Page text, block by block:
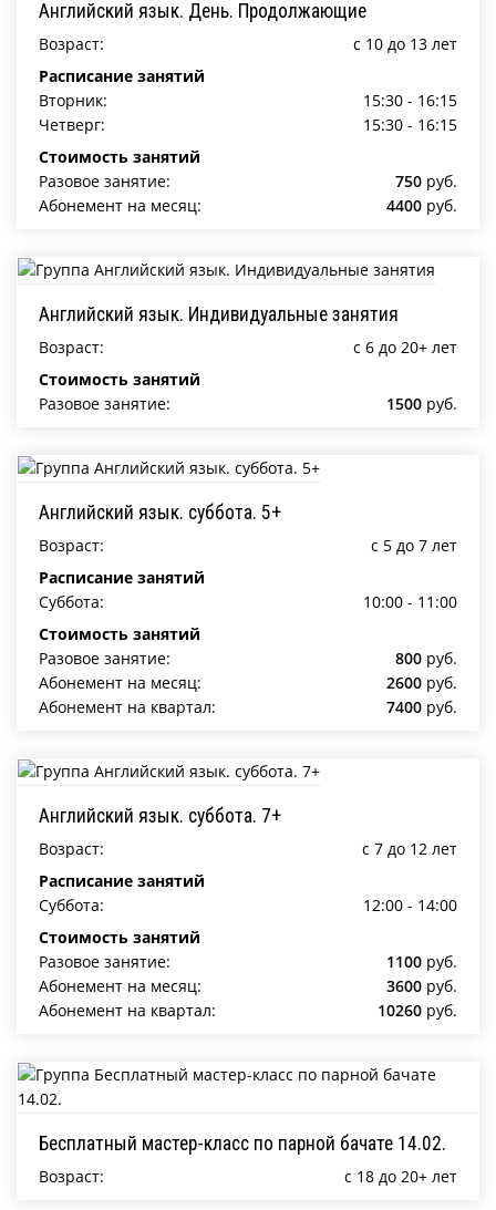
Английский язык. День. Продолжающие
Возраст:
c 10 до 13 лет
Расписание занятий
Вторник:
15:30 - 16:15
Четверг:
15:30 - 16:15
Стоимость занятий
Разовое занятие:
750 руб.
Абонемент на месяц:
4400 руб.
Английский язык. Индивидуальные занятия
Возраст:
c 6 до 20+ лет
Стоимость занятий
Разовое занятие:
1500 руб.
Английский язык. суббота. 5+
Возраст:
c 5 до 7 лет
Расписание занятий
Суббота:
10:00 - 11:00
Стоимость занятий
Разовое занятие:
800 руб.
Абонемент на месяц:
2600 руб.
Абонемент на квартал:
7400 руб.
Английский язык. суббота. 7+
Возраст:
c 7 до 12 лет
Расписание занятий
Суббота:
12:00 - 14:00
Стоимость занятий
Разовое занятие:
1100 руб.
Абонемент на месяц:
3600 руб.
Абонемент на квартал:
10260 руб.
Бесплатный мастер-класс по парной бачате 14.02.
Возраст: c 18 до 20+ лет